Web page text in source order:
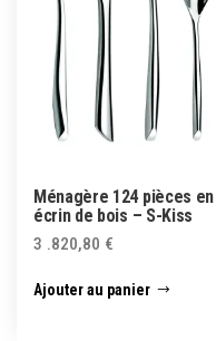
Ménagère 124 pièces en
écrin de bois – S-Kiss
3 .820,80 €
Ajouter au panier